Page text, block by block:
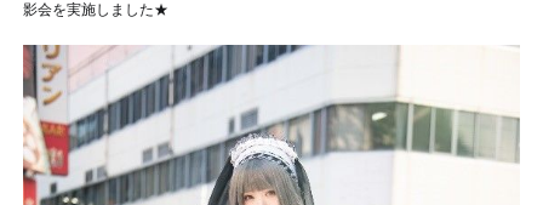
影会を実施しました★